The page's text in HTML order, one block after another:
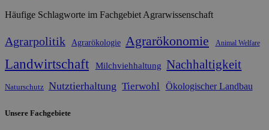
Häufige Schlagworte im Fachgebiet Agrarwissenschaft
Agrarpolitik Agrarökologie Agrarökonomie Animal Welfare
Landwirtschaft Milchviehhaltung Nachhaltigkeit
Naturschutz Nutztierhaltung Tierwohl Ökologischer Landbau
Unsere Fachgebiete